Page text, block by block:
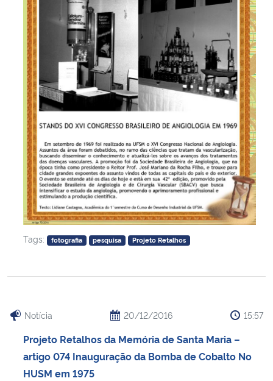
Controladoria-Geral da União
Ministério da Mulher, da Família e dos Direitos Humanos
Secretaria-Geral
Secretaria de Governo
Gabinete de Segurança Institucional
Advocacia-Geral da União
Banco Central do Brasil
Tags: fotografia pesquisa Projeto Retalhos
Notícia 20/12/2016 15:57
Projeto Retalhos da Memória de Santa Maria –
artigo 074 Inauguração da Bomba de Cobalto No
HUSM em 1975